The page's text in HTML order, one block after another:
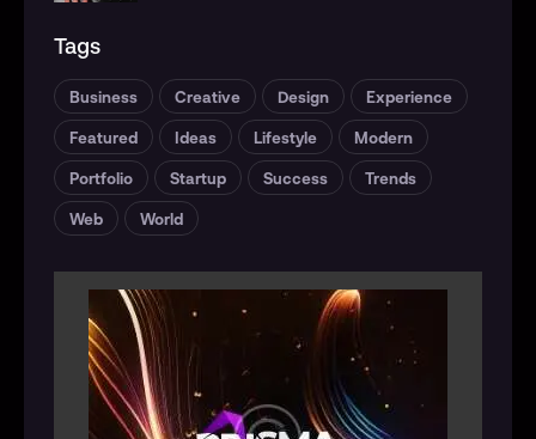
Tags
Business Creative Design Experience
Featured Ideas Lifestyle Modern
Portfolio Startup Success Trends
Web World